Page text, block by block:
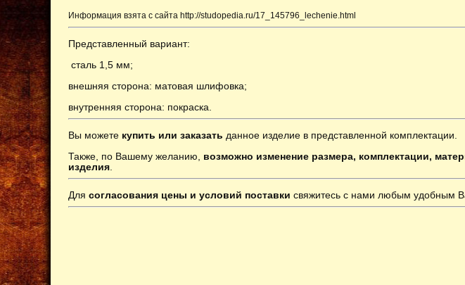
Информация взята с сайта http://studopedia.ru/17_145796_lechenie.html
Представленный вариант:
сталь 1,5 мм;
внешняя сторона: матовая шлифовка;
внутренняя сторона: покраска.
Вы можете купить или заказать данное изделие в представленной комплектации.
Также, по Вашему желанию, возможно изменение размера, комплектации,
изделия
Для согласования цены и условий поставки свяжитесь с нами любым удобным